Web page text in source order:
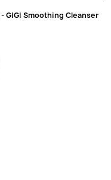
-GIGI Smoothing Cleanser